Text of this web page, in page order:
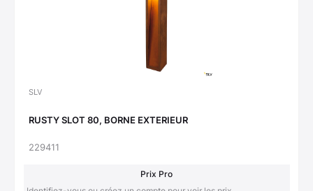
SLV
RUSTY SLOT 80, BORNE EXTERIEUR
229411
Prix Pro